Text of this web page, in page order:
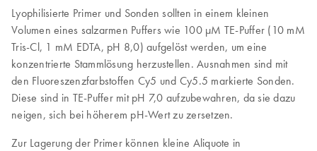
Lyophilisierte Primer und Sonden sollten in einem kleinen
Volumen eines salzarmen Puffers wie 100 µM TE-Puffer (10 mM
Tris-Cl, 1 mM EDTA, pH 8,0) aufgelöst werden, um eine
konzentrierte Stammlösung herzustellen. Ausnahmen sind mit
den Fluoreszenzfarbstoffen Cy5 und Cy5.5 markierte Sonden.
Diese sind in TE‑Puffer mit pH 7,0 aufzubewahren, da sie dazu
neigen, sich bei höherem pH-Wert zu zersetzen.
Zur Lagerung der Primer können kleine Aliquote in